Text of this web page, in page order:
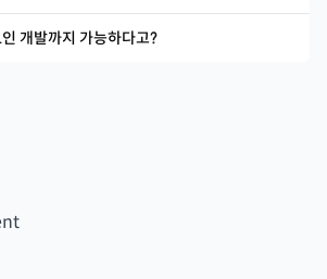
개발까지 가능하다고?